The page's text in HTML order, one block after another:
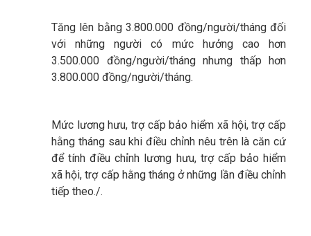
Tăng lên bằng 3.800.000 đồng/người/tháng đối
với những người có mức hưởng cao hơn
3.500.000 đồng/người/tháng nhưng thấp hơn
3.800.000 đồng/người/tháng.
Mức lương hưu, trợ cấp bảo hiểm xã hội, trợ cấp
hằng tháng sau khi điều chỉnh nêu trên là căn cứ
để tính điều chỉnh lương hưu, trợ cấp bảo hiểm
xã hội, trợ cấp hằng tháng ở những lần điều chỉnh
tiếp theo./.